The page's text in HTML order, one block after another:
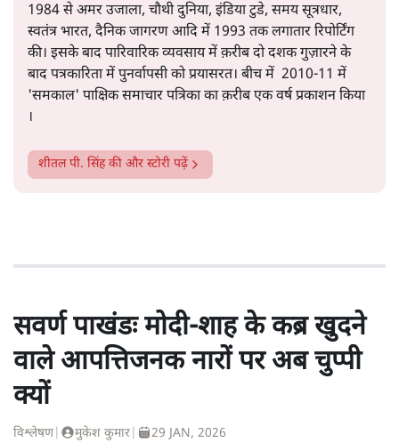
1984 से अमर उजाला, चौथी दुनिया, इंडिया टुडे, समय सूत्रधार,
स्वतंत्र भारत, दैनिक जागरण आदि में 1993 तक लगातार रिपोर्टिंग
की। इसके बाद पारिवारिक व्यवसाय में क़रीब दो दशक गुज़ारने के
बाद पत्रकारिता में पुनर्वापसी को प्रयासरत। बीच में 2010-11 में
'समकाल' पाक्षिक समाचार पत्रिका का क़रीब एक वर्ष प्रकाशन किया
।
शीतल पी. सिंहकी और स्टोरी पढ़ें
सवर्ण पाखंडः मोदी-शाह के कब्र खुदने
वाले आपत्तिजनक नारों पर अब चुप्पी
क्यों
विश्लेषण| मुकेश कुमार 29 JAN, 2026